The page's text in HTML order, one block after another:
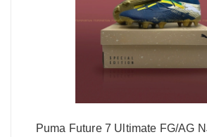
Puma Future 7 Ultimate FG/AG